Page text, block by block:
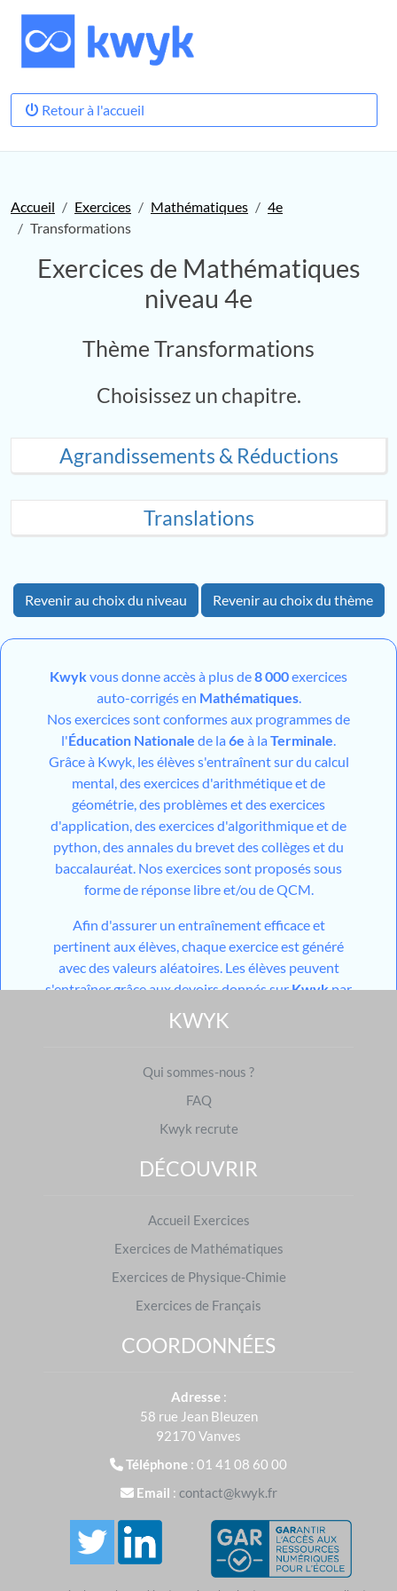
Retour à l'accueil
Accueil Exercices Mathématiques
4e
Transformations
Exercices de Mathématiques
niveau 4e
Thème Transformations
Choisissez un chapitre.
Agrandissements & Réductions
Translations
Revenir au choix du niveau Revenir au choix du thème
Kwykvous donne accès à plus de8 000exercices
auto-corrigés en Mathématiques.
Nos exercices sont conformes aux programmes de
l'Éducation Nationale de la 6e à la Terminale
Grâce à Kwyk, les élèves s'entraînent sur du calcul
mental, des exercices d'arithmétique et de
géométrie, des problèmes et des exercices
d'application, des exercices d'algorithmique et de
python, des annales du brevet des collèges et du
baccalauréat. Nos exercices sont proposés sous
forme de réponse libre et/ou de QCM.
Afin d'assurer un entraînement efficace et
pertinent aux élèves, chaque exercice est généré
avec des valeurs aléatoires. Les élèves peuvent
s'entraîner grâce aux devoirs donnés surKwykpar
leurs professeurs et aux devoirs générés par notre
mais aussi grâce aux différents
sur leur espace personnel. Pour les niveaux du
collège, les élèves ont également accès à des cours
pratique.
, vous mettez toutes les chances du
côté des élèves pour que les différents théorèmes,
pour eux.
En 2024, plus de40 000 000d'exercices ont été
réalisés surKwyken Mathématiques.
S'entraîner sur d'autres niveaux
Exercices de 5e|Exercices de 3e
S'entraîner dans d'autres matières
Créer un compte et tester
KWYK
Qui sommes-nous ?
FAQ
Kwyk recrute
DÉCOUVRIR
Accueil Exercices
Exercices de Mathématiques
Exercices de Physique-Chimie
Exercices de Français
COORDONNÉES
Adresse :
58 rue Jean Bleuzen
92170 Vanves
Téléphone : 01 41 08 60 00
Email : contact@kwyk.fr